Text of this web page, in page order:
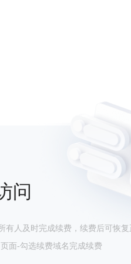
问
有人及时完成续费，续费后可恢复
面-勾选续费域名完成续费